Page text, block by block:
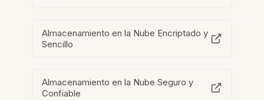
Almacenamiento en la Nube Encriptado y
Sencillo
Almacenamiento en la Nube Seguro y
Confiable